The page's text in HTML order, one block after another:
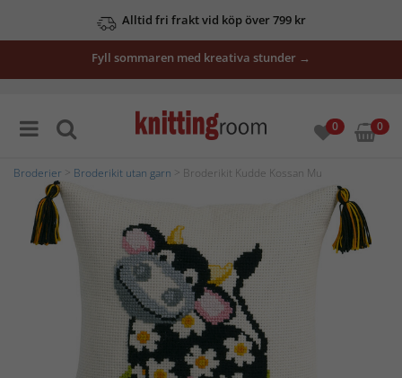
Alltid fri frakt vid köp över 799 kr
Fyll sommaren med kreativa stunder →
0 0
Broderier Broderikit utan garn > Broderikit Kudde Kossan Mu